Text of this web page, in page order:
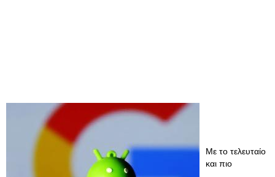
Με το τελευταίο
και πιο